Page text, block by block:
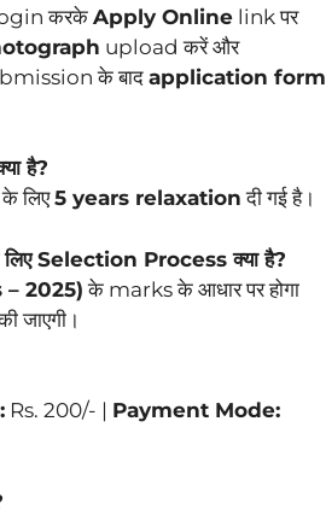
करकेApply Online link पर
upload करें और
के बाद application form
है?
लिए5 years relaxation दी गई है।
Selection Process क्या है?
2025) के marks के आधार पर होगा
जाएगी।
Rs. 200/- | Payment Mode: